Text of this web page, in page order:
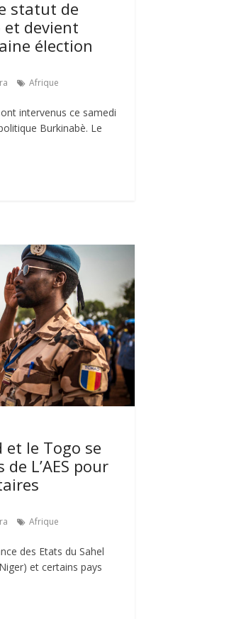
statut de
et devient
élection
Afrique
intervenus ce samedi
Burkinabè. Le
et le Togo se
L’AES pour
Afrique
des Etats du Sahel
et certains pays